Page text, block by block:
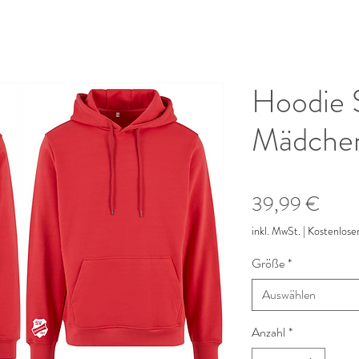
Hoodie
39,99 €
inkl. MwSt. |
Größe*
Auswählen
Anzahl *